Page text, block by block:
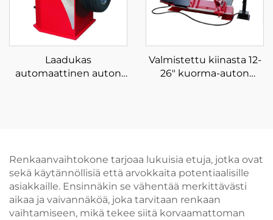
Laadukas
automaattinen auton
Valmistettu kiinasta 12-
26" kuorma-auton
Renkaanvaihtokone tarjoaa lukuisia etuja, jotka ovat
sekä käytännöllisiä että arvokkaita potentiaalisille
asiakkaille. Ensinnäkin se vähentää merkittävästi
aikaa ja vaivannäköä, joka tarvitaan renkaan
vaihtamiseen, mikä tekee siitä korvaamattoman